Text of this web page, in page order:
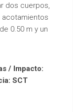
dos cuerpos,
acotamientos
0.50 m y un
/ Impacto:
SCT